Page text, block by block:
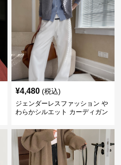
¥4,480 (税込)
ジェンダーレスファッション や
わらかシルエット カーディガン